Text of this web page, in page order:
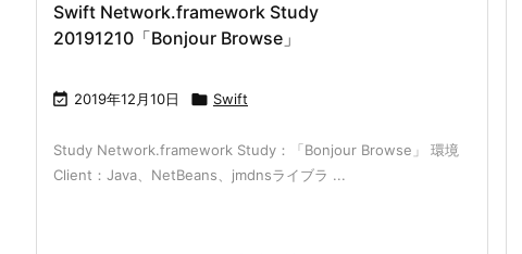
Swift Network.framework Study
20191210「Bonjour Browse」
 2019年12月10日  Swift
Study Network.framework Study：「Bonjour Browse」 環境
Client：Java、NetBeans、jmdnsライブラ ...